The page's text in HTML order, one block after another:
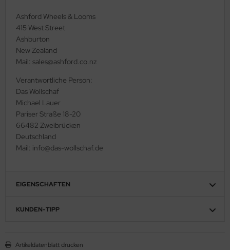
Ashford Wheels & Looms
415 West Street
Ashburton
New Zealand
Mail: sales@ashford.co.nz
Verantwortliche Person:
Das Wollschaf
Michael Lauer
Pariser Straße 18-20
66482 Zweibrücken
Deutschland
Mail: info@das-wollschaf.de
EIGENSCHAFTEN
KUNDEN-TIPP
Artikeldatenblatt drucken